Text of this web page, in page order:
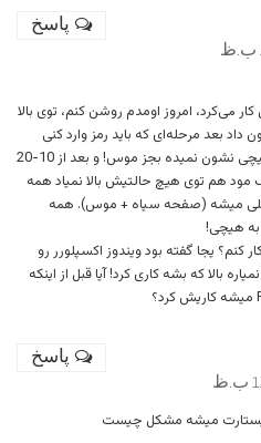
مشکل کار می‌کرد، امروز اومدم روشن کنم، توی بالا
داد بعد مرحله‌ای که باید رمز وارد کنی
صفحه کاملا سیاه بود و هیچی نشون نمیده بجز موس! و بعد از 10-20
هم توی هیچ حالتیش بالا نمیاد همه
میشه (صفحه سیاه + موس). همه
به هیچی!
کنم؟ یجا گفته بود ویندوز اکسپلورر رو
بالا که بشه کاری کرد! آیا قبل از اینکه
پاسخ
ریستارت میشه مشکل چیست
پاسخ